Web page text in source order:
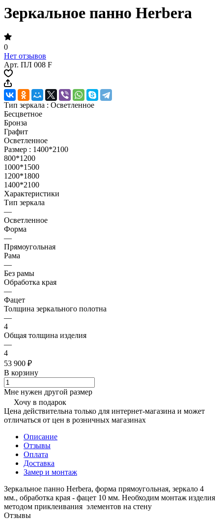
Зеркальное панно Herbera
0
Нет отзывов
Арт. ПЛ 008 F
Тип зеркала : Осветленное
Бесцветное
Бронза
Графит
Осветленное
Размер : 1400*2100
800*1200
1000*1500
1200*1800
1400*2100
Характеристики
Тип зеркала
—
Осветленное
Форма
—
Прямоугольная
Рама
—
Без рамы
Обработка края
—
Фацет
Толщина зеркального полотна
—
4
Общая толщина изделия
—
4
53 900 ₽
В корзину
Мне нужен другой размер
Хочу в подарок
Цена действительна только для интернет-магазина и может
отличаться от цен в розничных магазинах
Описание
Отзывы
Оплата
Доставка
Замер и монтаж
Зеркальное панно Herbera, форма прямоугольная, зеркало 4
мм., обработка края - фацет 10 мм. Необходим монтаж изделия
методом приклеивания элементов на стену
Отзывы